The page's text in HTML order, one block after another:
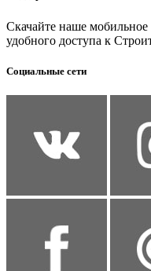
Скачайте наше
удобного доступа к
Социальные сети